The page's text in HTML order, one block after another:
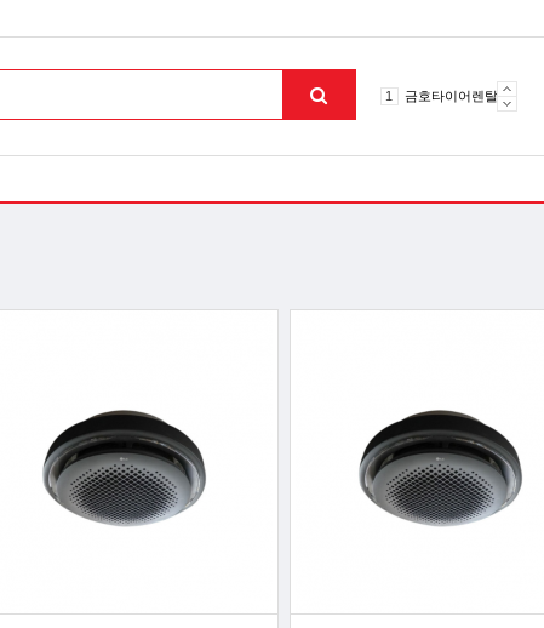
1 금호타이어렌탈
3 라파402
8 무주천마
맨위로